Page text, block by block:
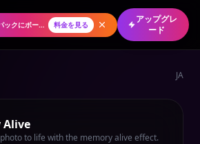
期間限定：対象パックにボーナスクレジット 料金を見る
アップグレ
ード
JA
Alive
to life with the memory alive effect.